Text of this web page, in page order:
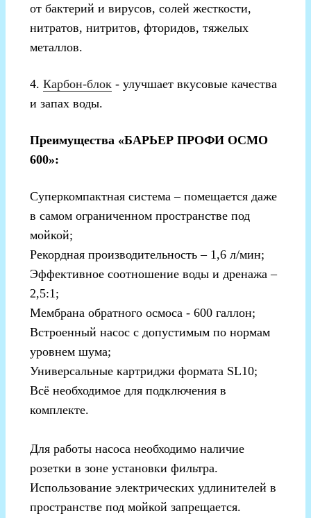
от бактерий и вирусов, солей жесткости,
нитратов, нитритов, фторидов, тяжелых
металлов.
4. Карбон-блок - улучшает вкусовые качества
и запах воды.
Преимущества «БАРЬЕР ПРОФИ ОСМО
600»:
Суперкомпактная система – помещается даже
в самом ограниченном пространстве под
мойкой;
Рекордная производительность – 1,6 л/мин;
Эффективное соотношение воды и дренажа –
2,5:1;
Мембрана обратного осмоса - 600 галлон;
Встроенный насос с допустимым по нормам
уровнем шума;
Универсальные картриджи формата SL10;
Всё необходимое для подключения в
комплекте.
Для работы насоса необходимо наличие
розетки в зоне установки фильтра.
Использование электрических удлинителей в
пространстве под мойкой запрещается.